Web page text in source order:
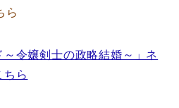
ら
～令嬢剣士の政略結婚～」ネ
ちら